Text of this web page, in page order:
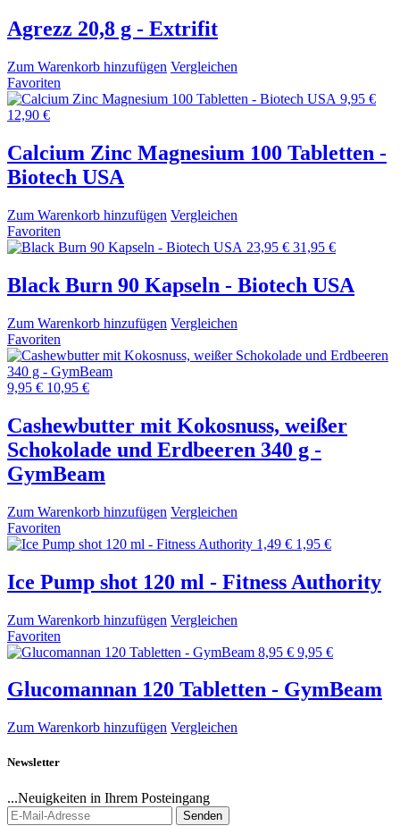
Agrezz 20,8 g - Extrifit
Zum Warenkorb hinzufügen Vergleichen
Favoriten
9,95 €
12,90 €
Calcium Zinc Magnesium 100 Tabletten -
Biotech USA
Zum Warenkorb hinzufügen Vergleichen
Favoriten
23,95 € 31,95 €
Black Burn 90 Kapseln - Biotech USA
Zum Warenkorb hinzufügen Vergleichen
Favoriten
9,95 € 10,95 €
Cashewbutter mit Kokosnuss, weißer
Schokolade und Erdbeeren 340 g -
GymBeam
Zum Warenkorb hinzufügen Vergleichen
Favoriten
1,49 € 1,95 €
Ice Pump shot 120 ml - Fitness Authority
Zum Warenkorb hinzufügen Vergleichen
Favoriten
8,95 € 9,95 €
Glucomannan 120 Tabletten - GymBeam
Zum Warenkorb hinzufügen Vergleichen
Newsletter
...Neuigkeiten in Ihrem Posteingang
Senden